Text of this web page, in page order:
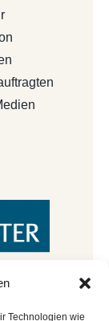
Technologien wie